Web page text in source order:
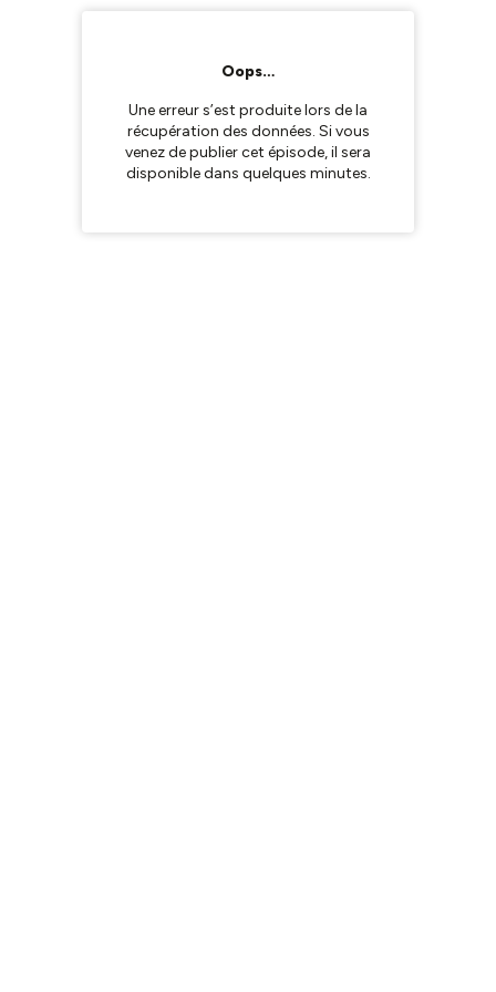
Oops…
Une erreur s’est produite lors de la
récupération des données. Si vous
venez de publier cet épisode, il sera
disponible dans quelques minutes.